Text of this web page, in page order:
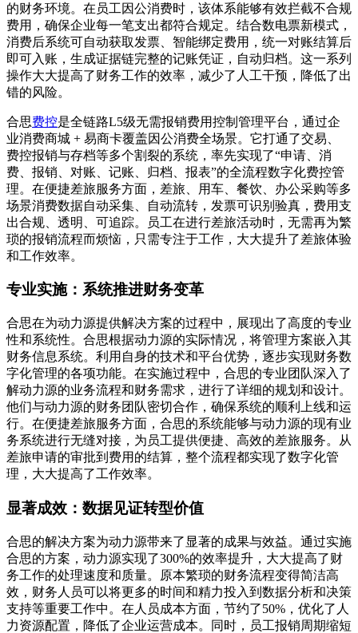
的财务环境。在员工因公消费时，该体系能够有效拦截不合规
费用，确保企业每一笔支出都符合规定。结合数电票新模式，
消费后系统可自动获取发票、智能绑定费用，统一对账结算后
即可入账，生成证据链完整的记账凭证，自动归档。这一系列
操作大大提高了财务工作的效率，减少了人工干预，降低了出
错的风险。
合思费控是全链路L5级无需报销费用控制管理平台，通过企
业消费商城 + 易商卡覆盖因公消费全场景。它打通了交易、
费控报销与存档等多个割裂的系统，率先实现了“申请、消
费、报销、对账、记账、归档、报表”的全流程数字化费控管
理。在便捷差旅服务方面，差旅、用车、餐饮、办公采购等多
场景消费数据自动采集、自动流转，发票可识别验真，费用支
出合规、透明、可追踪。员工在进行差旅活动时，无需再为繁
琐的报销流程而烦恼，只需专注于工作，大大提升了差旅体验
和工作效率。
专业实施：系统推进财务变革
合思在为动力源提供解决方案的过程中，展现出了高度的专业
性和系统性。合思根据动力源的实际情况，将管理方案嵌入其
财务信息系统。利用自身的技术和平台优势，逐步实现财务数
字化管理的各项功能。在实施过程中，合思的专业团队深入了
解动力源的业务流程和财务需求，进行了详细的规划和设计。
他们与动力源的财务团队密切合作，确保系统的顺利上线和运
行。在便捷差旅服务方面，合思的系统能够与动力源的现有业
务系统进行无缝对接，为员工提供便捷、高效的差旅服务。从
差旅申请的审批到费用的结算，整个流程都实现了数字化管
理，大大提高了工作效率。
显著成效：数据见证转型价值
合思的解决方案为动力源带来了显著的成果与效益。通过实施
合思的方案，动力源实现了300%的效率提升，大大提高了财
务工作的处理速度和质量。原本繁琐的财务流程变得简洁高
效，财务人员可以将更多的时间和精力投入到数据分析和决策
支持等重要工作中。在人员成本方面，节约了50%，优化了人
力资源配置，降低了企业运营成本。同时，员工报销周期缩短